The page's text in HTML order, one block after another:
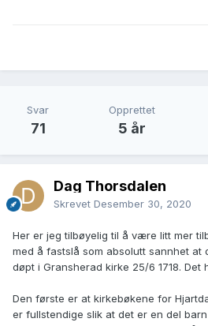
Svar
71
Opprettet
5 år
Dag Thorsdalen
Skrevet Desember 30, 2020
Her er jeg tilbøyelig til å være litt mer
med å fastslå som absolutt sannhet at
døpt i Gransherad kirke 25/6 1718. Det
Den første er at kirkebøkene for
er fullstendige slik at det er en del